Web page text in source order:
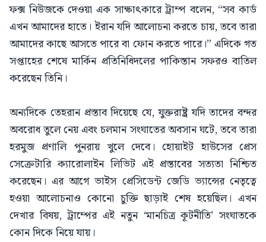
ফক্স নিউজকে দেওয়া এক সাক্ষাৎকারে ট্রাম্প বলেন, “সব কার্ড
এখন আমাদের হাতে। ইরান যদি আলোচনা করতে চায়, তবে তারা
আমাদের কাছে আসতে পারে বা ফোন করতে পারে।” এদিকে গত
সপ্তাহের শেষে মার্কিন প্রতিনিধিদলের পাকিস্তান সফরও বাতিল
করেছেন তিনি।
অন্যদিকে তেহরান প্রস্তাব দিয়েছে যে, যুক্তরাষ্ট্র যদি তাদের বন্দর
অবরোধ তুলে নেয় এবং চলমান সংঘাতের অবসান ঘটে, তবে তারা
হরমুজ প্রণালি পুনরায় খুলে দেবে। হোয়াইট হাউসের প্রেস
সেক্রেটারি ক্যারোলাইন লিভিট এই প্রস্তাবের সত্যতা নিশ্চিত
করেছেন। এর আগে ভাইস প্রেসিডেন্ট জেডি ভ্যান্সের নেতৃত্বে
হওয়া আলোচনাও কোনো চুক্তি ছাড়াই শেষ হয়েছিল। এখন
দেখার বিষয়, ট্রাম্পের এই নতুন ‘মানচিত্র কূটনীতি’ সংঘাতকে
কোন দিকে নিয়ে যায়।